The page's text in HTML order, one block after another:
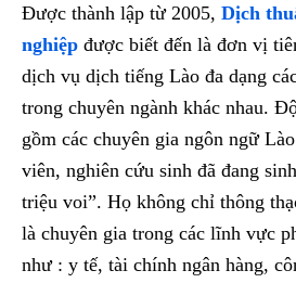
Được thành lập từ 2005, Dịch
nghiệp được biết đến là đơn vị
dịch vụ dịch tiếng Lào đa dạng
trong chuyên ngành khác nhau.
gồm các chuyên gia ngôn ngữ
viên, nghiên cứu sinh đã đang
triệu voi”. Họ không chỉ thông
là chuyên gia trong các lĩnh vực
như : y tế, tài chính ngân hàng,